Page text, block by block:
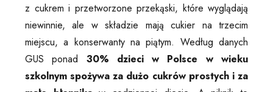
z cukrem i przetworzone przekąski, które wyglądają
niewinnie, ale w składzie mają cukier na trzecim
miejscu, a konserwanty na piątym. Według danych
GUS ponad 30% dzieci w Polsce w wieku
szkolnym spożywa za dużo cukrów prostych i za